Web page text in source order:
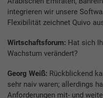
integrieren wir unsere
Flexibilität zeichnet Quivo
Wirtschaftsforum: Hat sich
Wachstum verändert?
Georg Weiß: Rückblickend
sehr naiv waren; allerdings
Anforderungen mit- und